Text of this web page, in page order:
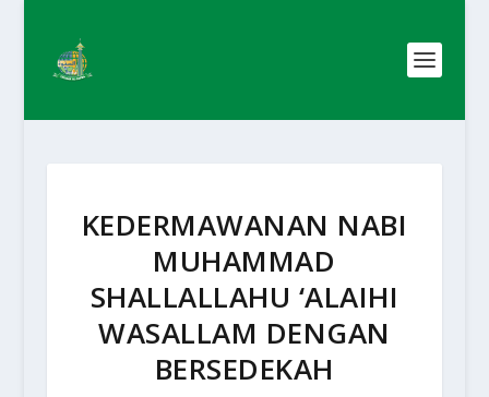
KEDERMAWANAN NABI
MUHAMMAD
SHALLALLAHU ‘ALAIHI
WASALLAM DENGAN
BERSEDEKAH